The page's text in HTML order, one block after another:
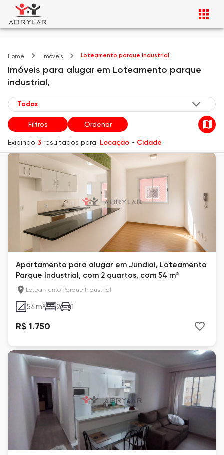
Home Imóveis Loteamento parque industrial
Imóveis para alugar em Loteamento parque
industrial,
Filtros Ordenar
Exibindo 3 resultados para: Locação - Cidade
Apartamento para alugar em Jundiaí, Loteamento
Parque Industrial, com 2 quartos, com 54 m²
Loteamento Parque Industrial
54m² 2 1
R$ 1.750